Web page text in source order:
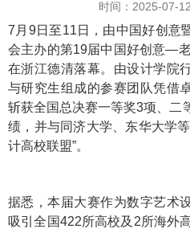
时间：2025-07-12
7月9日至11日，由中国好创意
会主办的第19届中国好创意—
在浙江德清落幕。由设计学院
与研究生组成的参赛团队凭借
斩获全国总决赛一等奖3项、二
绩，并与同济大学、东华大学
计高校联盟”。
据悉，本届大赛作为数字艺术
吸引全国422所高校及2所海外